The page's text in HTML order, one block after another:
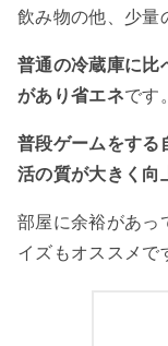
飲み物の他、少量
普通の冷蔵庫に比
があり省エネです。
普段ゲームをする
活の質が大きく向
部屋に余裕があっ
イズもオススメで